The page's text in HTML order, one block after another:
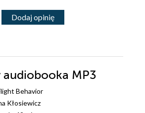
Dodaj opinię
audiobooka MP3
Behavior
Kłosiewicz